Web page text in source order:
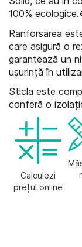
100% ecologice.
Ranforsarea
care asigură o
garantează un
ușurință în
Sticla este
conferă o
Calculezi
prețul online